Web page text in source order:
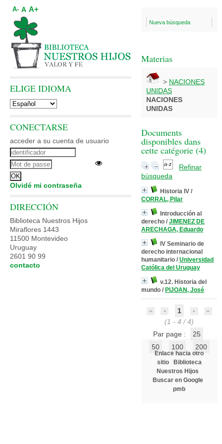
Nueva búsqueda
Materias
> NACIONES
UNIDAS
NACIONES
UNIDAS
Documents
disponibles dans
cette catégorie (4)
Refinar
búsqueda
Historia IV /
CORRAL, Pilar
Introducción al
derecho / JIMENEZ DE
ARECHAGA, Eduardo
IV Seminario de
derecho internacional
humanitario / Universidad
Católica del Uruguay
v.12. Historia del
mundo / PIJOAN, José
1
(1 - 4 / 4)
Par page :
25
50
100 200
Enlace hacia otro
sitio
Biblioteca
Nuestros Hijos
Buscar en Google
pmb
A- A A+
ELIGE IDIOMA
CONECTARSE
acceder a su cuenta de usuario
Olvidé mi contraseña
DIRECCIÓN
Biblioteca Nuestros Hijos
Miraflores 1443
11500 Montevideo
Uruguay
2601 90 99
contacto